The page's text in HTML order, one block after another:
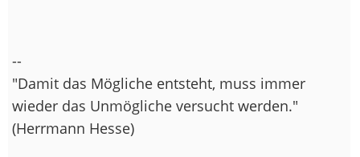
--
"Damit das Mögliche entsteht, muss immer
wieder das Unmögliche versucht werden."
(Herrmann Hesse)